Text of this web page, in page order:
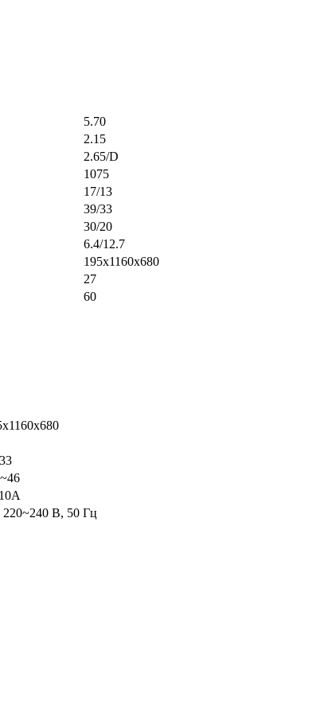
5.70
2.15
2.65/D
1075
17/13
39/33
30/20
6.4/12.7
195x1160x680
27
60
220~240 В, 50 Гц